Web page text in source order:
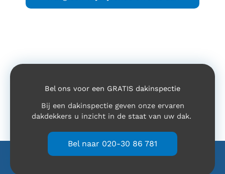
Bel ons voor een GRATIS dakinspectie
Bij een dakinspectie geven onze ervaren
dakdekkers u inzicht in de staat van uw dak.
Bel naar 020-30 86 781